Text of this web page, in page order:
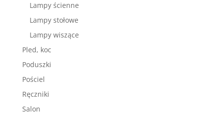
Lampy ścienne
Lampy stołowe
Lampy wiszące
Pled, koc
Poduszki
Pościel
Ręczniki
Salon